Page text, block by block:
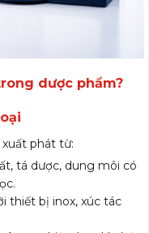
dược phẩm?
phát từ:
tá dược, dung môi có
thiết bị inox, xúc tác